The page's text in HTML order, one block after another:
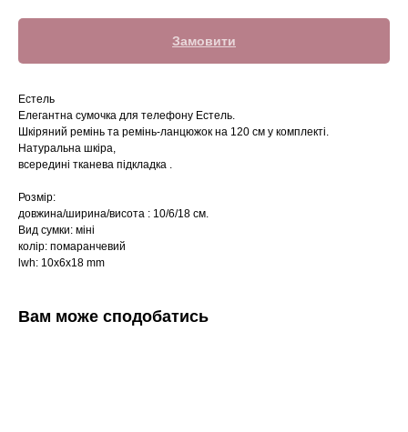
Замовити
Естель
Елегантна сумочка для телефону Естель.
Шкіряний ремінь та ремінь-ланцюжок на 120 см у комплекті.
Натуральна шкіра,
всередині тканева підкладка .
Розмір:
довжина/ширина/висота : 10/6/18 см.
Вид сумки: міні
колір: помаранчевий
lwh: 10x6x18 mm
Вам може сподобатись